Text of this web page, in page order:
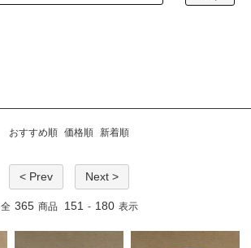
おすすめ順 価格順 新着順
< Prev Next >
全 365 商品 151 - 180 表示